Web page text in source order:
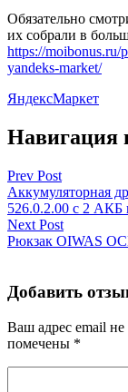
Обязательно
их собрали в
https://moibonus.ru/
yandeks-market/
ЯндексМаркет
Навигация
Prev Post
Аккумуляторная
526.0.2.00 с 2 АКБ
Next Post
Рюкзак OIWAS
Добавить
Ваш адрес email не
помечены *